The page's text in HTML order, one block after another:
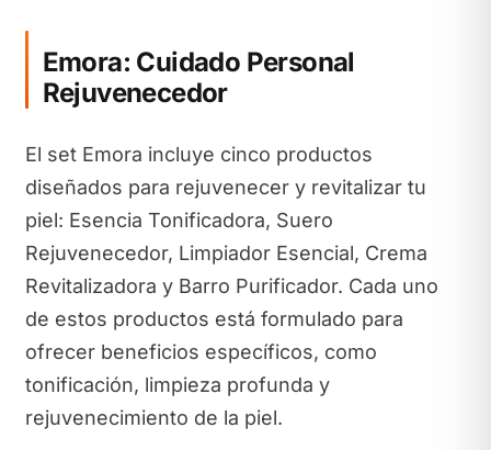
Emora: Cuidado Personal
Rejuvenecedor
El set Emora incluye cinco productos
diseñados para rejuvenecer y revitalizar tu
piel: Esencia Tonificadora, Suero
Rejuvenecedor, Limpiador Esencial, Crema
Revitalizadora y Barro Purificador. Cada uno
de estos productos está formulado para
ofrecer beneficios específicos, como
tonificación, limpieza profunda y
rejuvenecimiento de la piel.